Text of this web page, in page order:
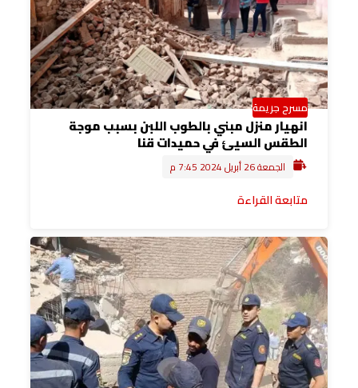
مسرح جريمة
انهيار منزل مبني بالطوب اللبن بسبب موجة
الطقس السيئ في حميدات قنا
الجمعة 26 أبريل 2024 7:45 م
متابعة القراءة